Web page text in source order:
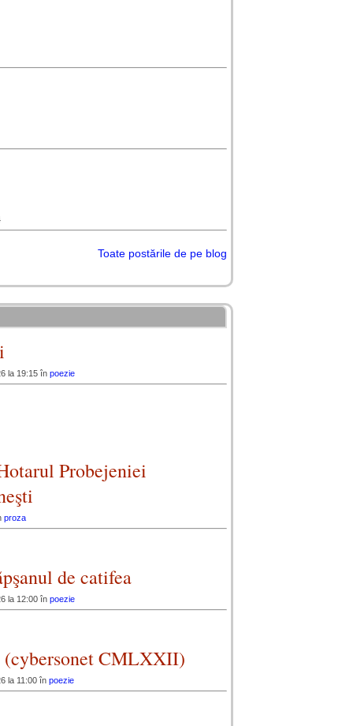
Toate postările de pe blog
la 19:15 în poezie
Probejeniei
proza
de catifea
la 12:00 în poezie
(cybersonet CMLXXII)
la 11:00 în poezie